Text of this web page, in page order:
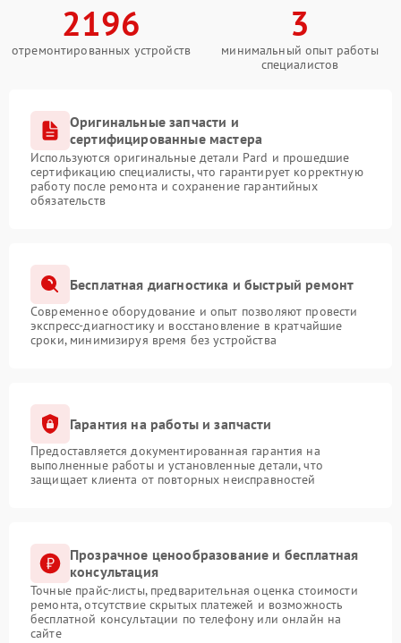
2196
отремонтированных устройств
3
минимальный опыт работы
специалистов
Оригинальные запчасти и
сертифицированные мастера
Используются оригинальные детали Pard и прошедшие
сертификацию специалисты, что гарантирует корректную
работу после ремонта и сохранение гарантийных
обязательств
Бесплатная диагностика и быстрый ремонт
Современное оборудование и опыт позволяют провести
экспресс-диагностику и восстановление в кратчайшие
сроки, минимизируя время без устройства
Гарантия на работы и запчасти
Предоставляется документированная гарантия на
выполненные работы и установленные детали, что
защищает клиента от повторных неисправностей
Прозрачное ценообразование и бесплатная
консультация
Точные прайс-листы, предварительная оценка стоимости
ремонта, отсутствие скрытых платежей и возможность
бесплатной консультации по телефону или онлайн на
сайте